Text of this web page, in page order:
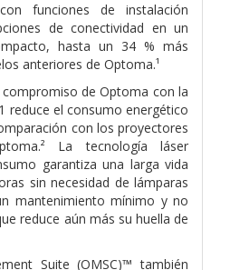
funciones de instalación
de conectividad en un
hasta un 34 % más
anteriores de Optoma.¹
de Optoma con la
reduce el consumo energético
con los proyectores
La tecnología láser
garantiza una larga vida
sin necesidad de lámparas
mantenimiento mínimo y no
reduce aún más su huella de
Suite (OMSC)™ también